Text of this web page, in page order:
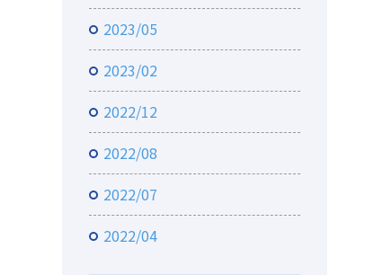
2023/05
2023/02
2022/12
2022/08
2022/07
2022/04